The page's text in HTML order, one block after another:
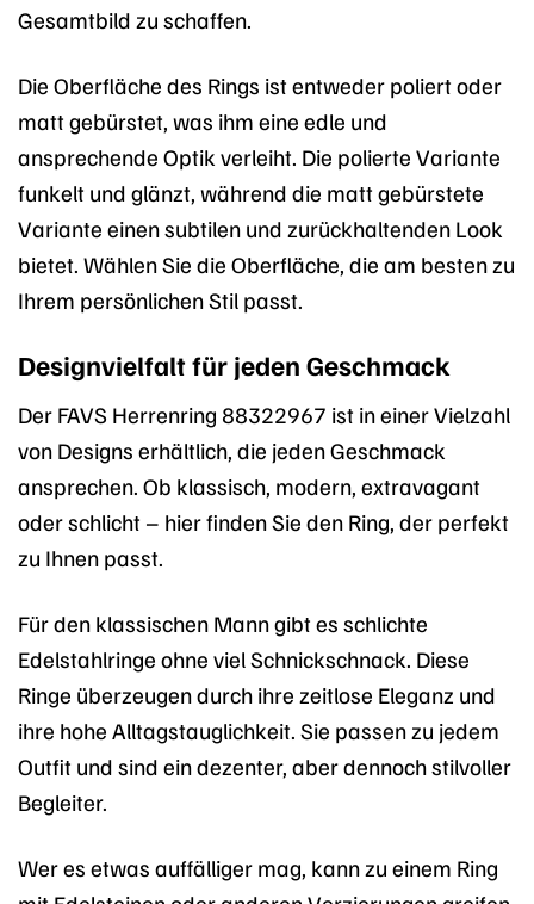
Gesamtbild zu schaffen.
Die Oberfläche des Rings ist entweder poliert oder
matt gebürstet, was ihm eine edle und
ansprechende Optik verleiht. Die polierte Variante
funkelt und glänzt, während die matt gebürstete
Variante einen subtilen und zurückhaltenden Look
bietet. Wählen Sie die Oberfläche, die am besten zu
Ihrem persönlichen Stil passt.
Designvielfalt für jeden Geschmack
Der FAVS Herrenring 88322967 ist in einer Vielzahl
von Designs erhältlich, die jeden Geschmack
ansprechen. Ob klassisch, modern, extravagant
oder schlicht – hier finden Sie den Ring, der perfekt
zu Ihnen passt.
Für den klassischen Mann gibt es schlichte
Edelstahlringe ohne viel Schnickschnack. Diese
Ringe überzeugen durch ihre zeitlose Eleganz und
ihre hohe Alltagstauglichkeit. Sie passen zu jedem
Outfit und sind ein dezenter, aber dennoch stilvoller
Begleiter.
Wer es etwas auffälliger mag, kann zu einem Ring